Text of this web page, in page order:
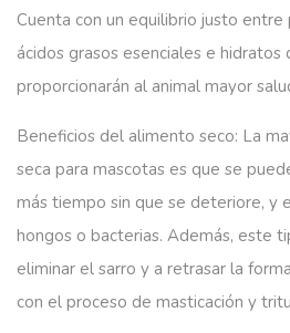
Cuenta con un equilibrio justo
ácidos grasos esenciales e hidratos
proporcionarán al animal mayor
Beneficios del alimento seco: La
seca para mascotas es que se
más tiempo sin que se deteriore, y
hongos o bacterias. Además, este
eliminar el sarro y a retrasar la
con el proceso de masticación y